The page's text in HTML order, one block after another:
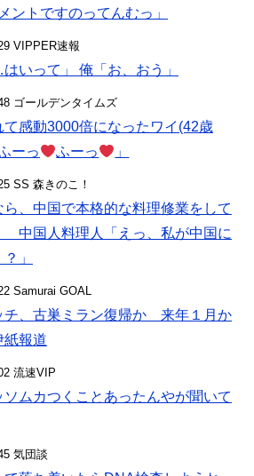
ントですのってんむっ」
VIPPER速報
いって」 俺「お、おう」
ゴールデンタイムズ
感動3000倍になったワイ(42歳
ーっ
ふーっ 」
SS 森きのこ！
、中国で本格的な料理修業をして
中国人料理人「えっ、私が中国に
」
Samurai GOAL
チ、古巣ミラン復帰か 来年１月か
紙報道
流速VIP
ムカつくことあったんやが聞いて
気団談